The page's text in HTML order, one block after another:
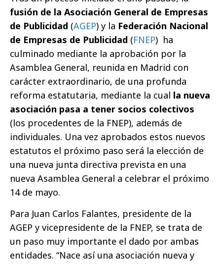
fusión de la Asociación General de Empresas
de Publicidad (AGEP) y la Federación Nacional
de Empresas de Publicidad (FNEP) ha
culminado mediante la aprobación por la
Asamblea General, reunida en Madrid con
carácter extraordinario, de una profunda
reforma estatutaria, mediante la cual la nueva
asociación pasa a tener socios colectivos
(los procedentes de la FNEP), además de
individuales. Una vez aprobados estos nuevos
estatutos el próximo paso será la elección de
una nueva junta directiva prevista en una
nueva Asamblea General a celebrar el próximo
14 de mayo.
Para Juan Carlos Falantes, presidente de la
AGEP y vicepresidente de la FNEP, se trata de
un paso muy importante el dado por ambas
entidades. “Nace así una asociación nueva y